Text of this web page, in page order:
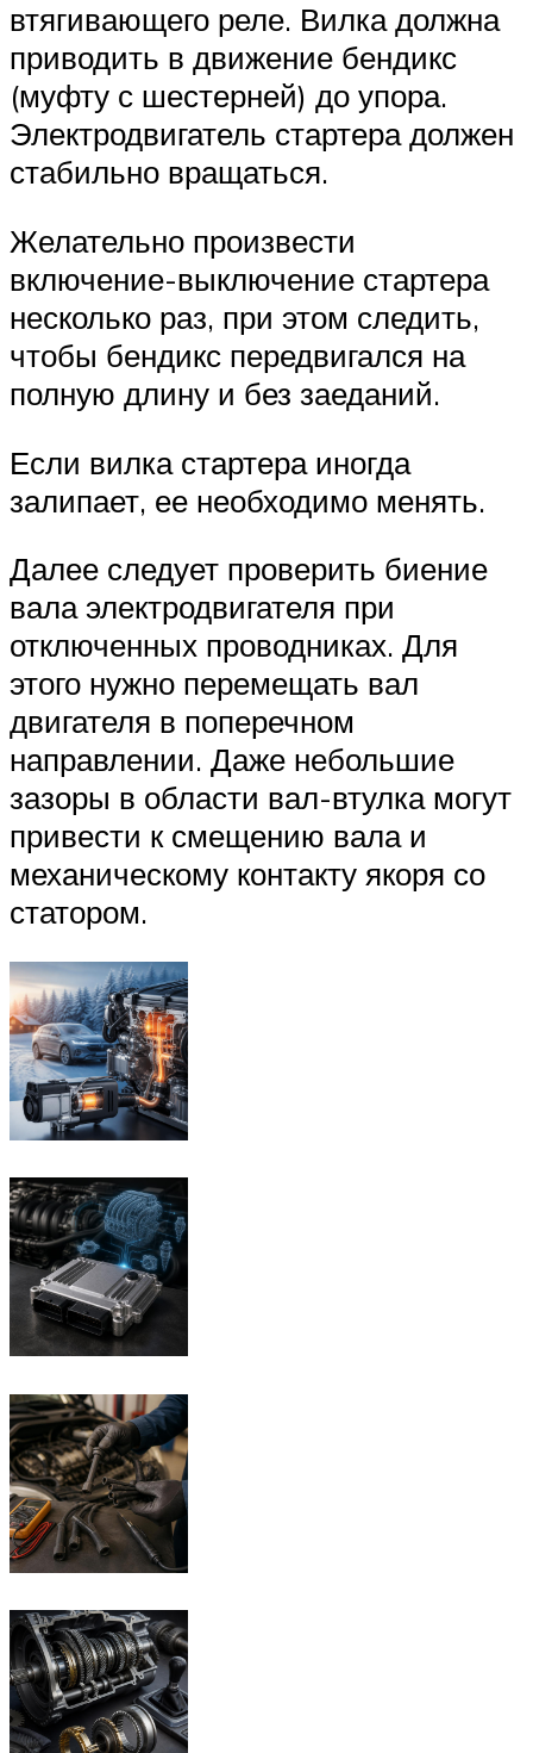
втягивающего реле. Вилка должна
приводить в движение бендикс
(муфту с шестерней) до упора.
Электродвигатель стартера должен
стабильно вращаться.
Желательно произвести
включение-выключение стартера
несколько раз, при этом следить,
чтобы бендикс передвигался на
полную длину и без заеданий.
Если вилка стартера иногда
залипает, ее необходимо менять.
Далее следует проверить биение
вала электродвигателя при
отключенных проводниках. Для
этого нужно перемещать вал
двигателя в поперечном
направлении. Даже небольшие
зазоры в области вал-втулка могут
привести к смещению вала и
механическому контакту якоря со
статором.